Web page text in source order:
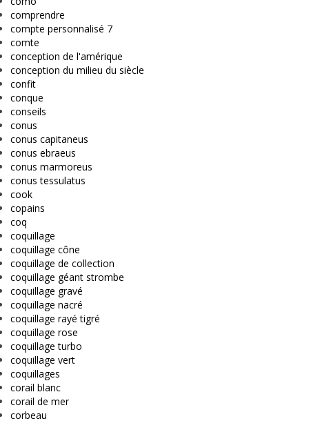
comprendre
compte personnalisé 7
comte
conception de l'amérique
conception du milieu du siècle
confit
conque
conseils
conus
conus capitaneus
conus ebraeus
conus marmoreus
conus tessulatus
cook
copains
coq
coquillage
coquillage cône
coquillage de collection
coquillage géant strombe
coquillage gravé
coquillage nacré
coquillage rayé tigré
coquillage rose
coquillage turbo
coquillage vert
coquillages
corail blanc
corail de mer
corbeau